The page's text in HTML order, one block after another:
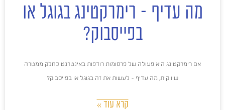
מה עדיף – רימרקטינג בגוגל או
בפייסבוק?
אם רימרקטינג היא פעולה של פרסומות רודפות באינטרנט כחלק ממטרה
שיווקית, מה עדיף – לעשות את זה בגוגל או בפייסבוק?
קרא עוד »